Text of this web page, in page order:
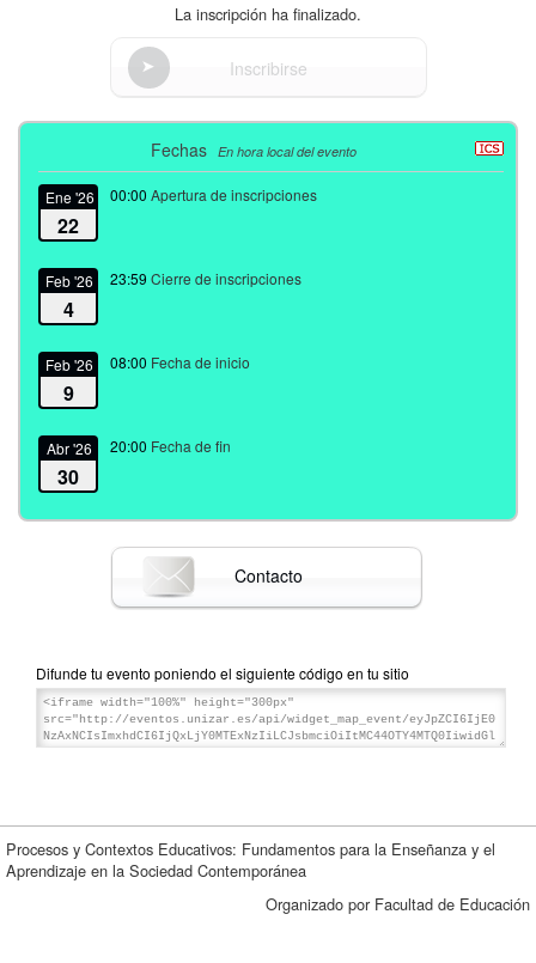
La inscripción ha finalizado.
Inscribirse
Fechas En hora local del evento
Ene '26
22
00:00 Apertura de inscripciones
Feb '26
4
23:59 Cierre de inscripciones
Feb '26
9
08:00 Fecha de inicio
Abr '26
30
20:00 Fecha de fin
Contacto
Difunde tu evento poniendo el siguiente código en tu sitio
Procesos y Contextos Educativos: Fundamentos para la Enseñanza y el
Aprendizaje en la Sociedad Contemporánea
Organizado por Facultad de Educación